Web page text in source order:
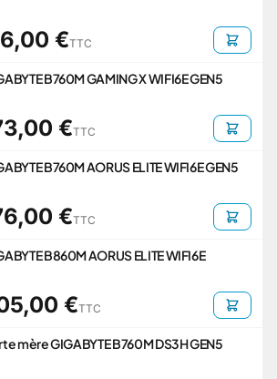
€TTC
B760M GAMING X WIFI6E GEN5
€TTC
B760M AORUS ELITE WIFI6E GEN5
€TTC
B860M AORUS ELITE WIFI6E
€TTC
mère GIGABYTE B760M DS3H GEN5